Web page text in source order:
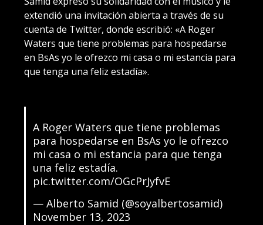
extendió una invitación abierta a través de su
cuenta de Twitter, donde escribió: «A Roger
Waters que tiene problemas para hospedarse
en BsAs yo le ofrezco mi casa o mi estancia para
que tenga una feliz estadía».
A Roger Waters que tiene problemas
para hospedarse en BsAs yo le ofrezco
mi casa o mi estancia para que tenga
una feliz estadía.
pic.twitter.com/OGcPrJyfvE
— Alberto Samid (@soyalbertosamid)
November 13, 2023